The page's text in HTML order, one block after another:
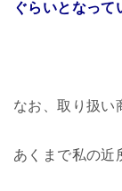
ぐらいとなって
なお、取り扱い
あくまで私の近